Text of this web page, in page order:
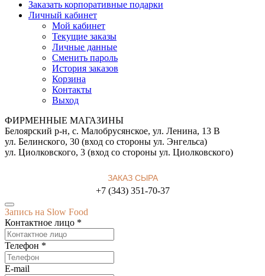
Заказать корпоративные подарки
Личный кабинет
Мой кабинет
Текущие заказы
Личные данные
Сменить пароль
История заказов
Корзина
Контакты
Выход
ФИРМЕННЫЕ МАГАЗИНЫ
Белоярский р-н, с. Малобрусянское, ул. Ленина, 13 В
ул. Белинского, 30 (вход со стороны ул. Энгельса)
ул. Циолковского, 3 (вход со стороны ул. Циолковского)
ЗАКАЗ СЫРА
+7 (343) 351-70-37
Запись на Slow Food
Контактное лицо *
Телефон *
E-mail